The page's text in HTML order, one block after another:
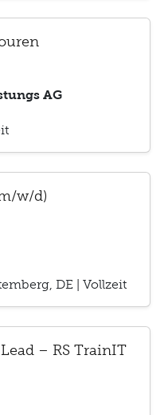
AG
w/d)
DE | Vollzeit
– RS TrainIT